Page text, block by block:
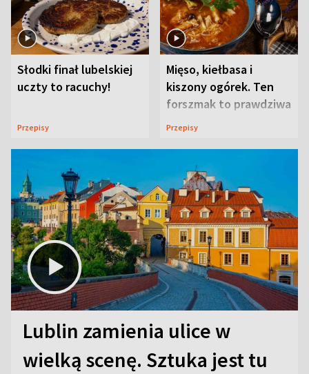
Słodki finał lubelskiej
uczty to racuchy!
Przepisy
Mięso, kiełbasa i
kiszony ogórek. Ten
forszmak to prawdziwa
uczta
Przepisy
Lublin zamienia ulice w
wielką scenę. Sztuka jest tu